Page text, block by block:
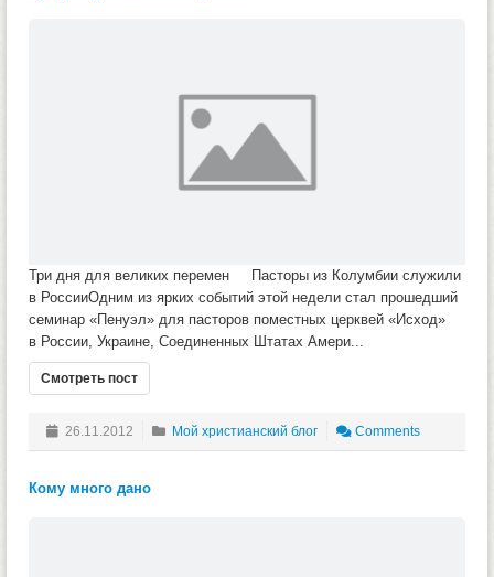
Три дня для великих перемен Пасторы из Колумбии служили
в РоссииОдним из ярких событий этой недели стал прошедший
семинар «Пенуэл» для пасторов поместных церквей «Исход»
в России, Украине, Соединенных Штатах Амери...
Смотреть пост
26.11.2012 Мой христианский блог Comments
Кому много дано